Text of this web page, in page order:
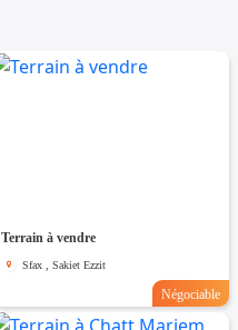
Terrain à vendre
Sfax , Sakiet Ezzit
Négociable